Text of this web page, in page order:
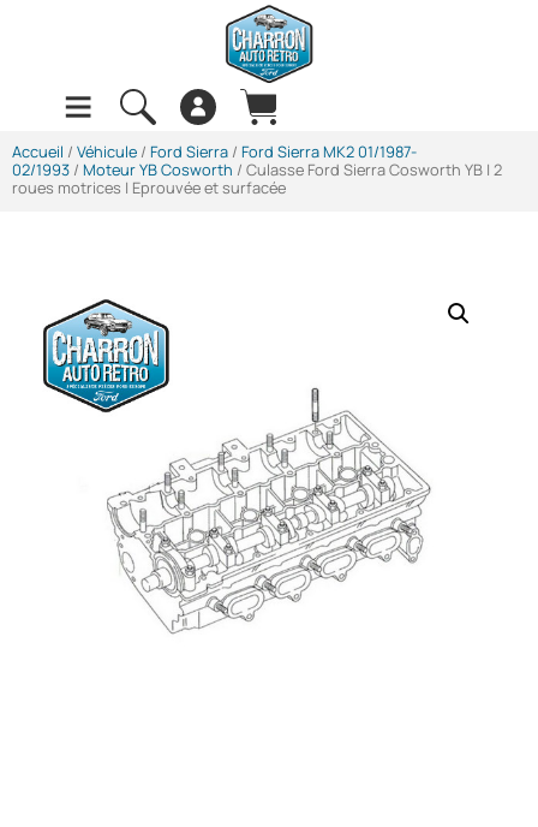
Accueil / Véhicule / Ford Sierra / Ford Sierra MK2 01/1987-
02/1993 / Moteur YB Cosworth / Culasse Ford Sierra Cosworth YB | 2
roues motrices | Eprouvée et surfacée